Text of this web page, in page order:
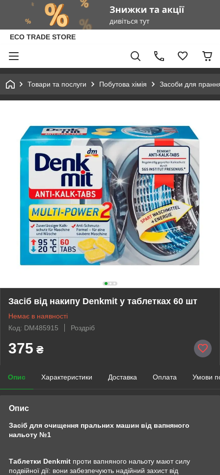
ECO TRADE STORE
Товари та послуги Побутова хімія Засоби для
Засіб від накипу Denkmit у таблетках 60 шт
Немає в наявності
Код: DM485915
Роздріб
375 ₴
Опис Характеристики Доставка Оплата Умови
Опис
Засіб для очищення пральних машин від вапняного
нальоту №1
Таблетки Denkmit проти вапняного нальоту мают силу
подвійної дії: вони забезпечують надійний захист від